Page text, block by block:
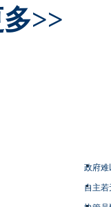
>>
政府难
自主